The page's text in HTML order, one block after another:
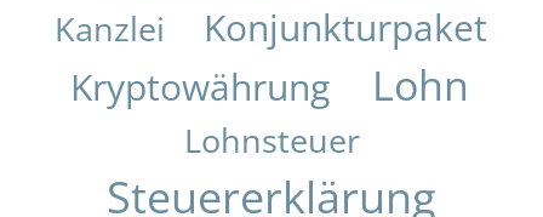
Kanzlei
Konjunkturpaket
Kryptowährung
Lohn
Lohnsteuer
Steuererklärung